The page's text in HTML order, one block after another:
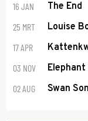
16 JAN The End
25 MRT Louise
17 APR
03 NOV Elephant
02 AUG Swan